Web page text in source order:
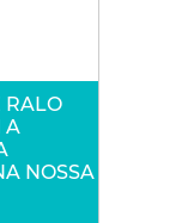
RALO
A
NOSSA